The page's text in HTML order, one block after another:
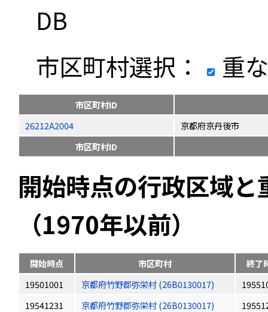
DB
市区町村選択：
重
市区町村ID
26212A2004
京都府京丹後市
市区町村ID
開始時点の行政区域
（1970年以前）
開始時点 市区町村
終了
19501001
京都府竹野郡弥栄村 (26B0130017)
19541231
京都府竹野郡弥栄村 (26B0130017)